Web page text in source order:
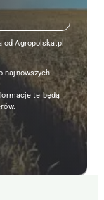
od Agropolska.pl
najnowszych
te będą